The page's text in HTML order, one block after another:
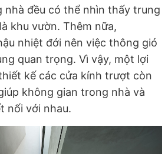
nhà đều có thể nhìn thấy trung
khu vườn. Thêm nữa,
nhiệt đới nên việc thông gió
quan trọng. Vì vậy, một lợi
kế các cửa kính trượt còn
không gian trong nhà và
nối với nhau.